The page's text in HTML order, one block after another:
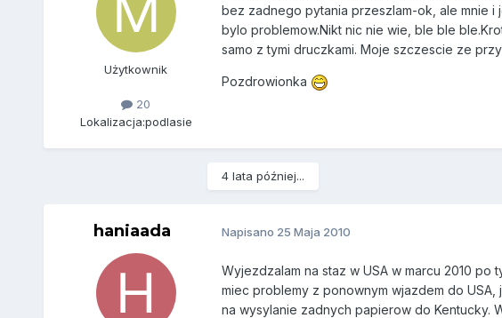
Użytkownik
20
Lokalizacja:podlasie
bez zadnego pytania przeszlam-ok, ale mnie
bylo problemow.Nikt nic nie wie, ble ble
samo z tymi druczkami. Moje szczescie ze
Pozdrowionka
4 lata później...
haniaada Napisano 25 Maja 2010
Wyjezdzalam na staz w USA w marcu 2010
miec problemy z ponownym wjazdem do
na wysylanie zadnych papierow do Kentucky.